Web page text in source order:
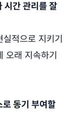
시간 관리를 잘
적으로 지키기
오래 지속하기
동기 부여할